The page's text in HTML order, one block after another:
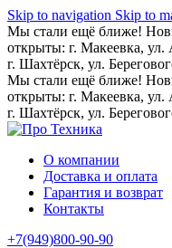
Skip to navigation Skip to
Мы стали ещё ближе!
открыты: г. Макеевка, ул.
г. Шахтёрск, ул.
Мы стали ещё ближе!
открыты: г. Макеевка, ул.
г. Шахтёрск, ул.
О компании
Доставка и оплата
Гарантия и возврат
Контакты
+7(949)800-90-90